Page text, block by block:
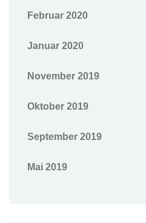
Februar 2020
Januar 2020
November 2019
Oktober 2019
September 2019
Mai 2019